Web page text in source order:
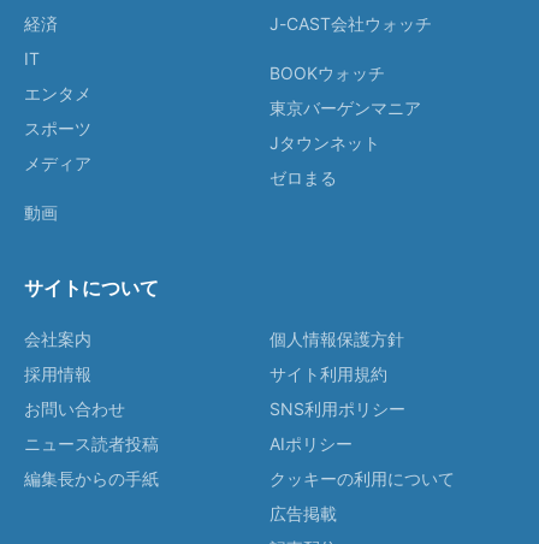
経済
IT
エンタメ
スポーツ
メディア
動画
J-CAST会社ウォッチ
BOOKウォッチ
東京バーゲンマニア
Jタウンネット
ゼロまる
サイトについて
会社案内
採用情報
お問い合わせ
ニュース読者投稿
編集長からの手紙
個人情報保護方針
サイト利用規約
SNS利用ポリシー
AIポリシー
クッキーの利用について
広告掲載